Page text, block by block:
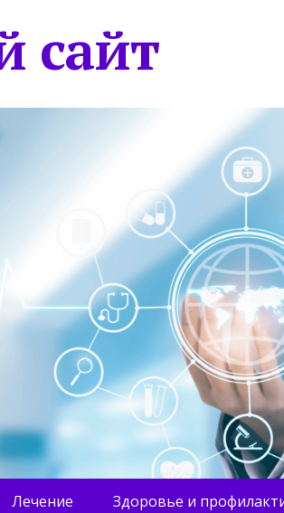
сайт
Лечение Здоровье и